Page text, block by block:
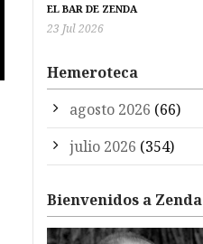
EL BAR DE ZENDA
23 Jul 2026
Hemeroteca
agosto 2026 (66)
julio 2026 (354)
Bienvenidos a Zenda